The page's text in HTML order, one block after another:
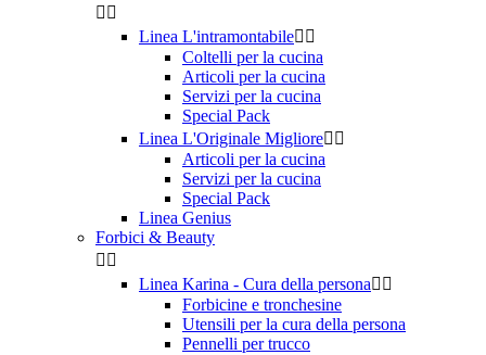
 
Linea L'intramontabile 
Coltelli per la cucina
Articoli per la cucina
Servizi per la cucina
Special Pack
Linea L'Originale Migliore 
Articoli per la cucina
Servizi per la cucina
Special Pack
Linea Genius
Forbici & Beauty
 
Linea Karina - Cura della persona 
Forbicine e tronchesine
Utensili per la cura della persona
Pennelli per trucco